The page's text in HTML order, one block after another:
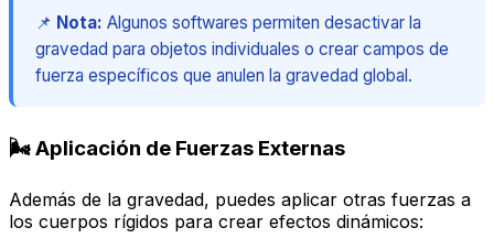
📌 Nota: Algunos softwares permiten desactivar la
gravedad para objetos individuales o crear campos de
fuerza específicos que anulen la gravedad global.
🌬️ Aplicación de Fuerzas Externas
Además de la gravedad, puedes aplicar otras fuerzas a
los cuerpos rígidos para crear efectos dinámicos: